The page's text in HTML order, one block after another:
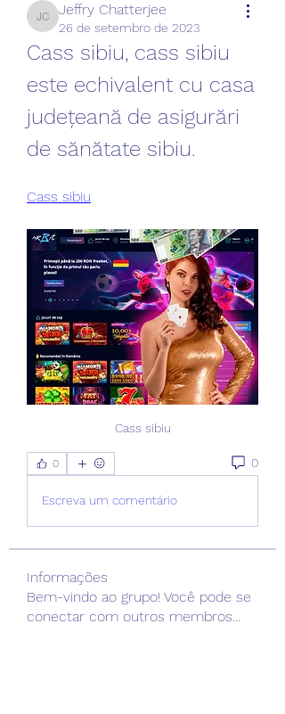
Jeffry Chatterjee
Jeffry Chatterjee
26 de setembro de 2023
Cass sibiu, cass sibiu
este echivalent cu casa
județeană de asigurări
de sănătate sibiu.
Cass sibiu
Cass sibiu
0 0
Escreva um comentário
Informações
Bem-vindo ao grupo! Você pode se
conectar com outros membros